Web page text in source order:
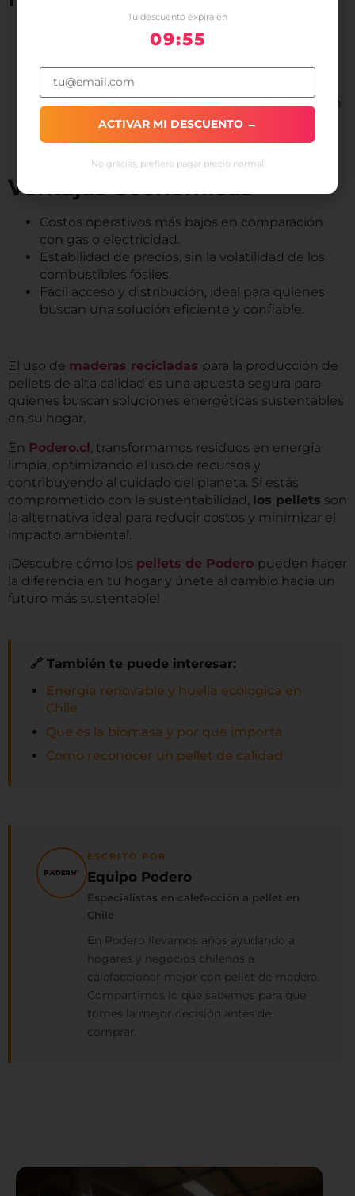
Reducción de la huella de carbono, al ser un
combustible de origen renovable.
Aprovechamiento de residuos, fomentando la
economía circular.
Menos contaminantes, gracias a su combustión
eficiente y libre de aditivos.
Ventajas económicas
Costos operativos más bajos en comparación
con gas o electricidad.
Estabilidad de precios, sin la volatilidad de los
combustibles fósiles.
Fácil acceso y distribución, ideal para quienes
buscan una solución eficiente y confiable.
El uso de maderas recicladas para la producción de
pellets de alta calidad es una apuesta segura para
quienes buscan soluciones energéticas sustentables
en su hogar.
En Podero.cl , transformamos residuos en energía
limpia, optimizando el uso de recursos y
contribuyendo al cuidado del planeta. Si estás
comprometido con la sustentabilidad, los pellets son
la alternativa ideal para reducir costos y minimizar el
impacto ambiental.
¡Descubre cómo los pellets de Podero pueden hacer
la diferencia en tu hogar y únete al cambio hacia un
futuro más sustentable!
🔗 También te puede interesar:
Energia renovable y huella ecologica en
Chile
Que es la biomasa y por que importa
Como reconocer un pellet de calidad
ESCRITO POR
Equipo Podero
Especialistas en calefacción a pellet en
Chile
En Podero llevamos años ayudando a
hogares y negocios chilenos a
calefaccionar mejor con pellet de madera.
Compartimos lo que sabemos para que
tomes la mejor decisión antes de
comprar.
Tu descuento expira en
09:54
ACTIVAR MI DESCUENTO →
No gracias, prefiero pagar precio normal